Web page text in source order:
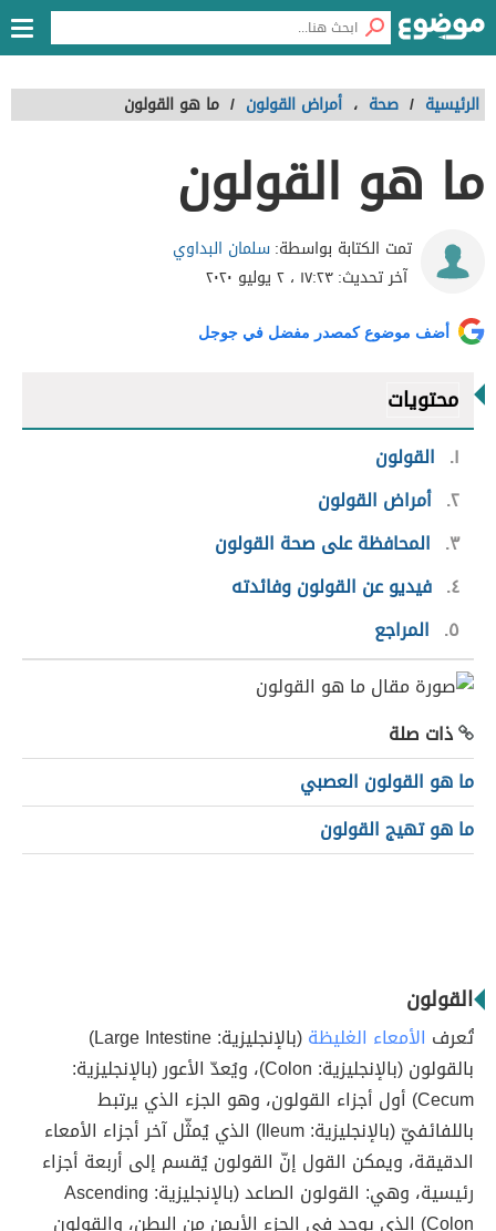
الرئيسية / صحة ، أمراض القولون / ما هو القولون
ما هو القولون
تمت الكتابة بواسطة:سلمان البداوي
آخر تحديث:١٧:٢٣ ، ٢ يوليو ٢٠٢٠
أضف موضوع كمصدر مفضل في جوجل
محتويات
١
القولون
٢ أمراض القولون
٣
المحافظة على صحة القولون
٤ فيديو عن القولون وفائدته
٥
المراجع
ذات صلة
ما هو القولون العصبي
ما هو تهيج القولون
القولون
تُعرف الأمعاء الغليظة
(بالإنجليزية: Large Intestine)
بالقولون (بالإنجليزية: Colon)، ويُعدّ الأعور (بالإنجليزية:
Cecum) أول أجزاء القولون، وهو الجزء الذي يرتبط
باللفائفيّ (بالإنجليزية: Ileum) الذي يُمثّل آخر أجزاء الأمعاء
الدقيقة، ويمكن القول إنّ القولون يُقسم إلى أربعة أجزاء
رئيسية، وهي: القولون الصاعد (بالإنجليزية: Ascending
Colon) الذي يوجد في الجزء الأيمن من البطن، والقولون